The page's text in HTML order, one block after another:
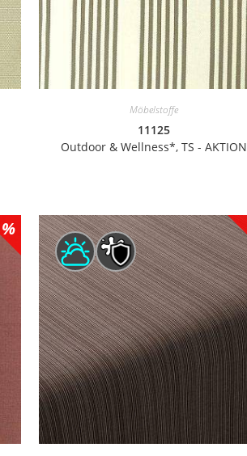
Möbelstoffe
11125
Outdoor & Wellness*, TS - AKTION